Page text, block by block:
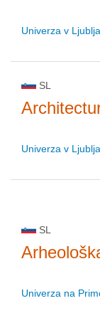
Univerza v
SL
Univerza v
SL
Univerza na